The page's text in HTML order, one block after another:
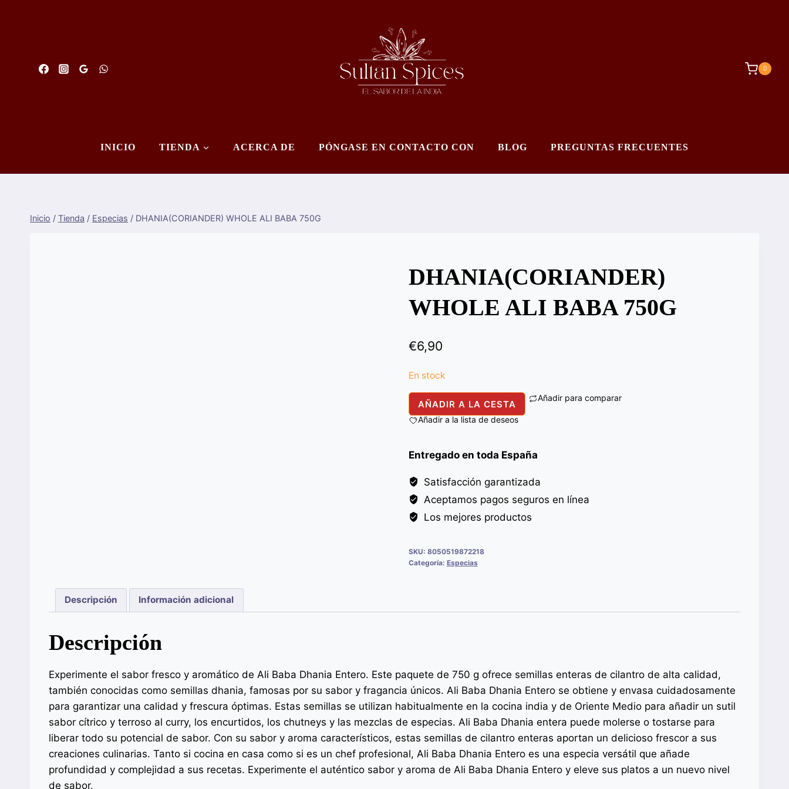
0
INICIO TIENDA ACERCA DE PÓNGASE EN CONTACTO CON BLOG PREGUNTAS FRECUENTES
Inicio / Tienda / Especias / DHANIA(CORIANDER) WHOLE ALI BABA 750G
DHANIA(CORIANDER)
WHOLE ALI BABA 750G
€6,90
En stock
DHANIA(CORIANDER)
WHOLE
750G
cantidad
AÑADIR A LA CESTA
Añadir para comparar
Añadir a la lista de deseos
Entregado en toda España
Satisfacción garantizada
Aceptamos pagos seguros en línea
Los mejores productos
SKU: 8050519872218
Categoría: Especias
Descripción Información adicional
Descripción
Experimente el sabor fresco y aromático de Ali Baba Dhania Entero. Este paquete de 750 g ofrece semillas enteras de cilantro de alta calidad,
también conocidas como semillas dhania, famosas por su sabor y fragancia únicos. Ali Baba Dhania Entero se obtiene y envasa cuidadosamente
para garantizar una calidad y frescura óptimas. Estas semillas se utilizan habitualmente en la cocina india y de Oriente Medio para añadir un sutil
sabor cítrico y terroso al curry, los encurtidos, los chutneys y las mezclas de especias. Ali Baba Dhania entera puede molerse o tostarse para
liberar todo su potencial de sabor. Con su sabor y aroma característicos, estas semillas de cilantro enteras aportan un delicioso frescor a sus
creaciones culinarias. Tanto si cocina en casa como si es un chef profesional, Ali Baba Dhania Entero es una especia versátil que añade
profundidad y complejidad a sus recetas. Experimente el auténtico sabor y aroma de Ali Baba Dhania Entero y eleve sus platos a un nuevo nivel
de sabor.